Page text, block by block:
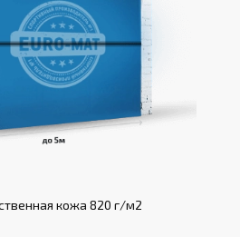
кожа 820 г/м2